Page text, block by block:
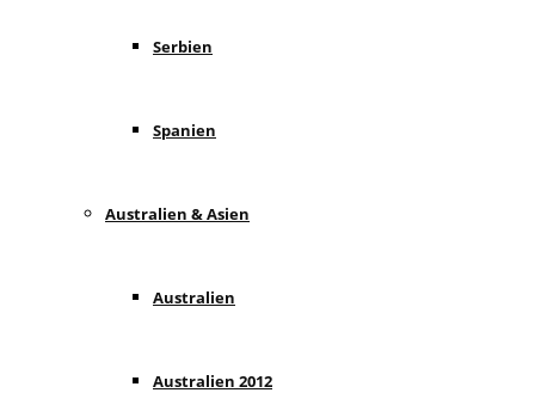
Serbien
Spanien
Australien & Asien
Australien
Australien 2012